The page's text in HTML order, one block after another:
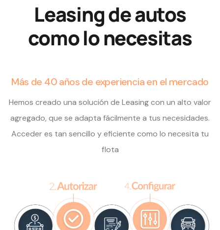
Leasing de autos
como lo necesitas
Más de 40 años de experiencia en el mercado
Hemos creado una solución de Leasing con un alto valor
agregado, que se adapta fácilmente a tus necesidades.
Acceder es tan sencillo y eficiente como lo necesita tu
flota